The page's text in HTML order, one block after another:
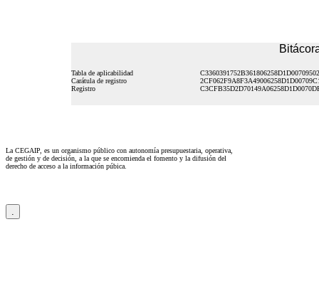
Tabla de aplicabilidad
C3360391752B361806258D1D00709502
Carátula de registro
Registro
La CEGAIP, es un organismo público con autonomía presupuestaria, operativa,
de gestión y de decisión, a la que se encomienda el fomento y la difusión del
derecho de acceso a la información púbica.